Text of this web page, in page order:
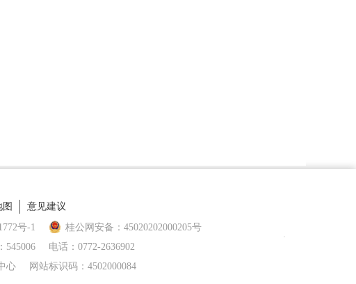
意见建议
号-1
桂公网安备：45020202000205号
545006
电话：0772-2636902
心
网站标识码：4502000084